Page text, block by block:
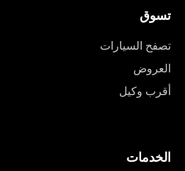
تسوق
تصفح السيارات
العروض
أقرب وكيل
الخدمات